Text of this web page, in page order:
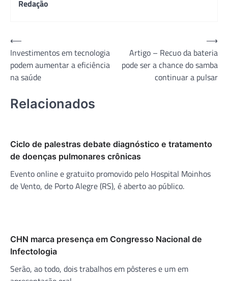
Redação
Navegação
de
Post
⟵
Investimentos em tecnologia
podem aumentar a eficiência
na saúde
Artigo – Recuo da bateria
pode ser a chance do samba
continuar a pulsar
⟶
Relacionados
Ciclo de palestras debate diagnóstico e tratamento
de doenças pulmonares crônicas
Evento online e gratuito promovido pelo Hospital Moinhos
de Vento, de Porto Alegre (RS), é aberto ao público.
CHN marca presença em Congresso Nacional de
Infectologia
Serão, ao todo, dois trabalhos em pôsteres e um em